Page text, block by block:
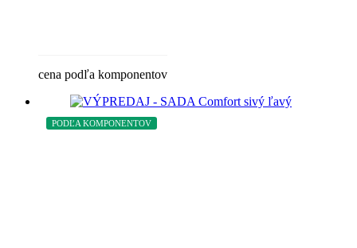
cena podľa komponentov
PODĽA KOMPONENTOV